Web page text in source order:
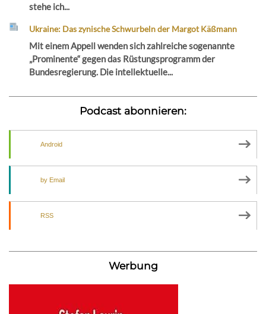
stehe ich...
Ukraine: Das zynische Schwurbeln der Margot Käßmann
Mit einem Appell wenden sich zahlreiche sogenannte
„Prominente“ gegen das Rüstungsprogramm der
Bundesregierung. Die intellektuelle...
Podcast abonnieren:
Android
by Email
RSS
Werbung